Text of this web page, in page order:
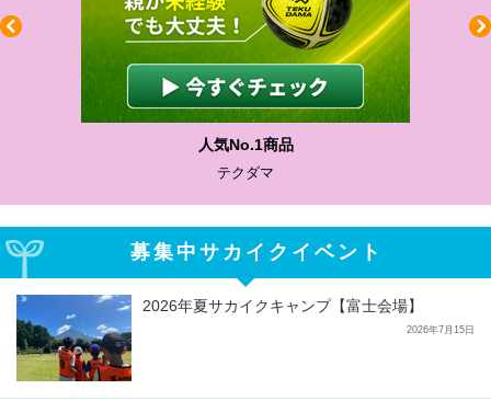
人気No.1商品
テクダマ
募集中サカイクイベント
2026年夏サカイクキャンプ【富士会場】
2026年7月15日